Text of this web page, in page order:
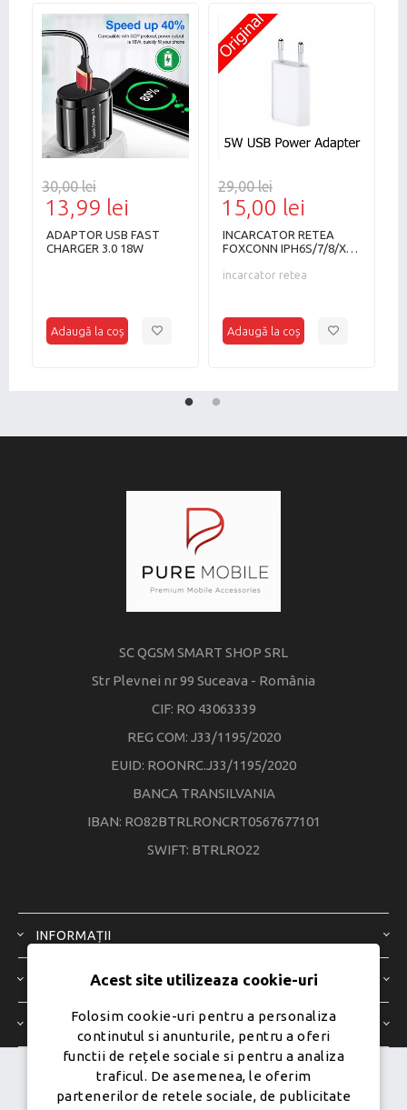
30,00 lei
13,99 lei
ADAPTOR USB FAST
CHARGER 3.0 18W
29,00 lei
15,00 lei
INCARCATOR RETEA
FOXCONN IPH6S/7/8/X
incarcator retea
SC QGSM SMART SHOP SRL
Str Plevnei nr 99 Suceava - România
CIF: RO 43063339
REG COM: J33/1195/2020
EUID: ROONRC.J33/1195/2020
BANCA TRANSILVANIA
IBAN: RO82BTRLRONCRT0567677101
SWIFT: BTRLRO22
INFORMAȚII
SERVICIU CLIENȚI
CONTUL MEU
Dezvoltat de
Ecom Digital -
Acest site utilizeaza cookie-uri
Folosim cookie-uri pentru a personaliza
continutul si anunturile, pentru a oferi
functii de rețele sociale si pentru a analiza
traficul. De asemenea, le oferim
partenerilor de retele sociale, de publicitate